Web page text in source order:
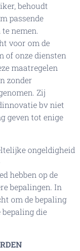
behoudt
passende
nemen.
voor om de
of onze diensten
maatregelen
zonder
Zij
bv niet
geven tot enige
ongeldigheid
hebben op de
bepalingen. In
om de bepaling
bepaling die